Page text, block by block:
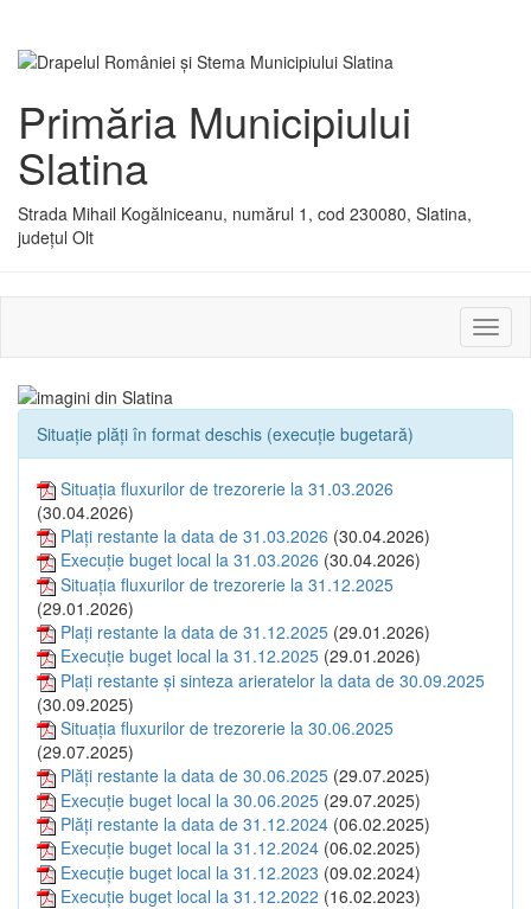
Primăria Municipiului
Slatina
Strada Mihail Kogălniceanu, numărul 1, cod 230080, Slatina,
județul Olt
sau
Situație plăți în format deschis (execuție bugetară)
Situația fluxurilor de trezorerie la 31.03.2026
(30.04.2026)
Plați restante la data de 31.03.2026 (30.04.2026)
Execuție buget local la 31.03.2026 (30.04.2026)
Situația fluxurilor de trezorerie la 31.12.2025
(29.01.2026)
Plați restante la data de 31.12.2025 (29.01.2026)
Execuție buget local la 31.12.2025 (29.01.2026)
Plați restante și sinteza arieratelor la data de 30.09.2025
(30.09.2025)
Situația fluxurilor de trezorerie la 30.06.2025
(29.07.2025)
Plăți restante la data de 30.06.2025 (29.07.2025)
Execuție buget local la 30.06.2025 (29.07.2025)
Plăți restante la data de 31.12.2024 (06.02.2025)
Execuție buget local la 31.12.2024 (06.02.2025)
Execuție buget local la 31.12.2023 (09.02.2024)
Execuție buget local la 31.12.2022 (16.02.2023)